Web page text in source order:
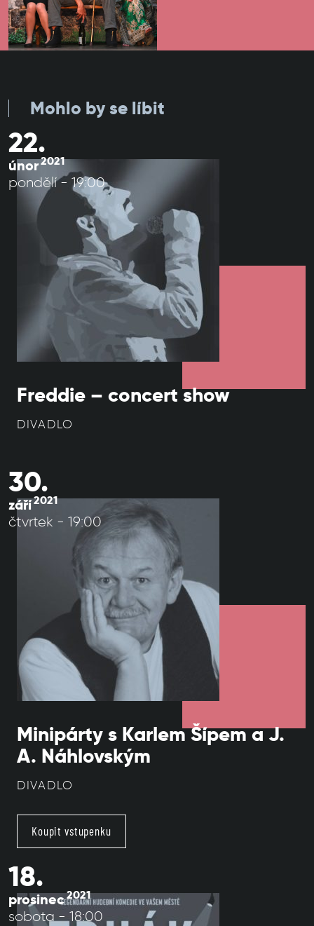
Mohlo by se líbit
22.
únor2021
pondělí - 19:00
Freddie – concert show
DIVADLO
30.
září2021
čtvrtek - 19:00
Minipárty s Karlem Šípem a J.
A. Náhlovským
DIVADLO
Koupit vstupenku
18.
prosinec2021
sobota - 18:00